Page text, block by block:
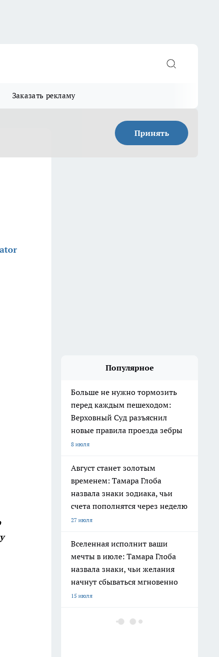
Заказать рекламу
Принять
Популярное
Больше не нужно тормозить
перед каждым пешеходом:
Верховный Суд разъяснил
новые правила проезда зебры
8 июля
Август станет золотым
временем: Тамара Глоба
назвала знаки зодиака, чьи
счета пополнятся через неделю
27 июля
Вселенная исполнит ваши
мечты в июле: Тамара Глоба
назвала знаки, чьи желания
начнут сбываться мгновенно
15 июля
В Хибинах нашли новый